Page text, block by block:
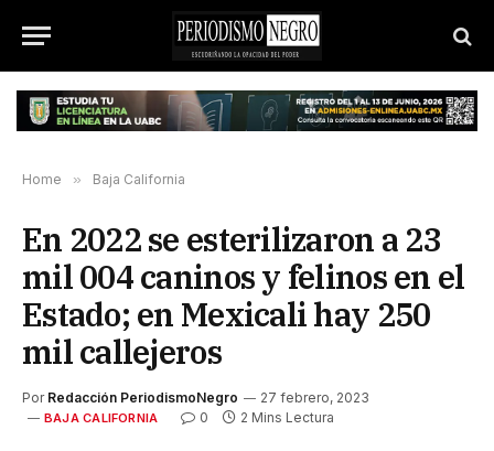
Home » Baja California
En 2022 se esterilizaron a 23
mil 004 caninos y felinos en el
Estado; en Mexicali hay 250
mil callejeros
Por Redacción PeriodismoNegro 27 febrero, 2023
BAJA CALIFORNIA 0 2 Mins Lectura